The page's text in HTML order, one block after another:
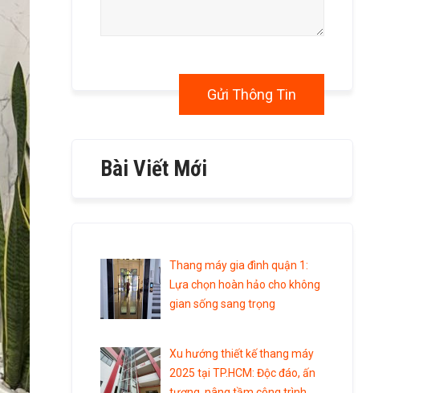
Bài Viết Mới
Thang máy gia đình quận 1:
Lựa chọn hoàn hảo cho không
gian sống sang trọng
Xu hướng thiết kế thang máy
2025 tại TP.HCM: Độc đáo, ấn